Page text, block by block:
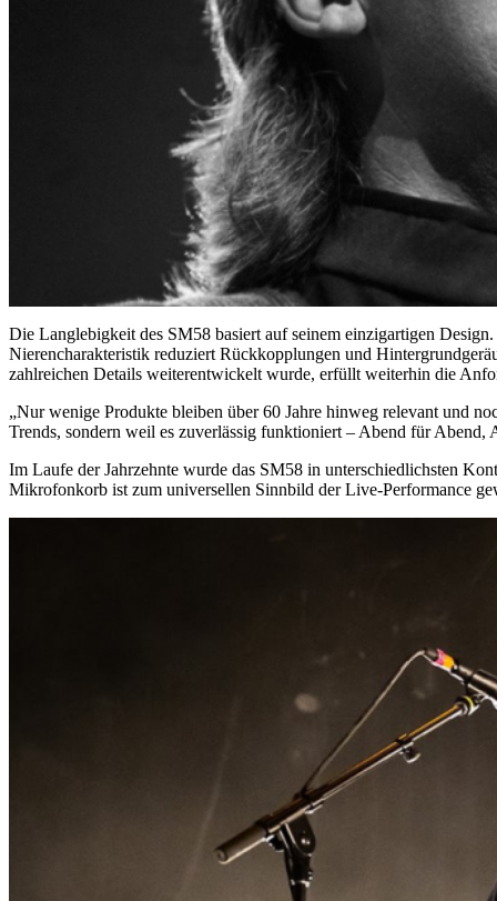
Die Langlebigkeit des SM58 basiert auf seinem einzigartigen
Nierencharakteristik reduziert Rückkopplungen und
zahlreichen Details weiterentwickelt wurde, erfüllt weiterhin die
„Nur wenige Produkte bleiben über 60 Jahre hinweg relevant und
Trends, sondern weil es zuverlässig funktioniert – Abend für
Im Laufe der Jahrzehnte wurde das SM58 in unterschiedlichsten
Mikrofonkorb ist zum universellen Sinnbild der Live-Performance